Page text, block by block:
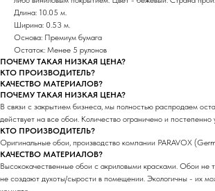
Длина: 10.05 м.
Ширина: 0.53 м.
Основа: Премиум бумага
Остаток: Менее 5 рулонов
ПОЧЕМУ ТАКАЯ НИЗКАЯ ЦЕНА?
КТО ПРОИЗВОДИТЕЛЬ?
КАЧЕСТВО МАТЕРИАЛОВ?
ПОЧЕМУ ТАКАЯ НИЗКАЯ ЦЕНА?
В связи с закрытием бизнеса, мы полностью распродаем
действует на все обои. Количество ограничено и постепенно
КТО ПРОИЗВОДИТЕЛЬ?
Оригинальные обои, производство компании PARAVOX
КАЧЕСТВО МАТЕРИАЛОВ?
Высококачественные обои с акриловыми красками. Обои не
не создают духоты/сырости в помещении. Экологичны - их